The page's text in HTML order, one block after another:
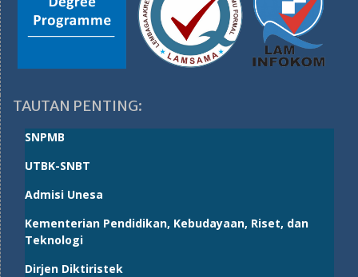
TAUTAN PENTING:
SNPMB
UTBK-SNBT
Admisi Unesa
Kementerian Pendidikan, Kebudayaan, Riset, dan
Teknologi
Dirjen Diktiristek